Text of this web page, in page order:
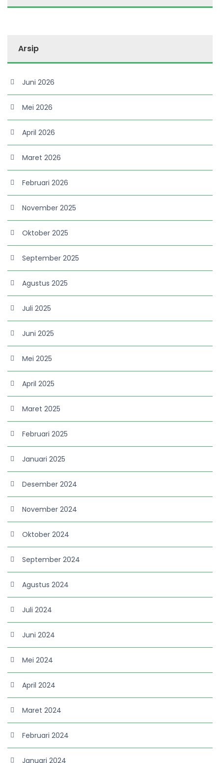
Arsip
Juni 2026
Mei 2026
April 2026
Maret 2026
Februari 2026
November 2025
Oktober 2025
September 2025
Agustus 2025
Juli 2025
Juni 2025
Mei 2025
April 2025
Maret 2025
Februari 2025
Januari 2025
Desember 2024
November 2024
Oktober 2024
September 2024
Agustus 2024
Juli 2024
Juni 2024
Mei 2024
April 2024
Maret 2024
Februari 2024
Januari 2024